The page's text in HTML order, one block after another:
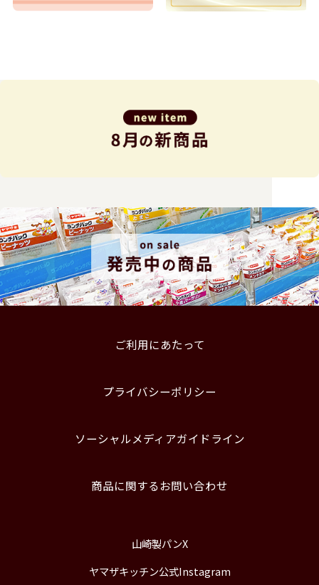
ご利用にあたって
プライバシーポリシー
ソーシャルメディアガイドライン
商品に関するお問い合わせ
山崎製パンX
ヤマザキッチン公式Instagram